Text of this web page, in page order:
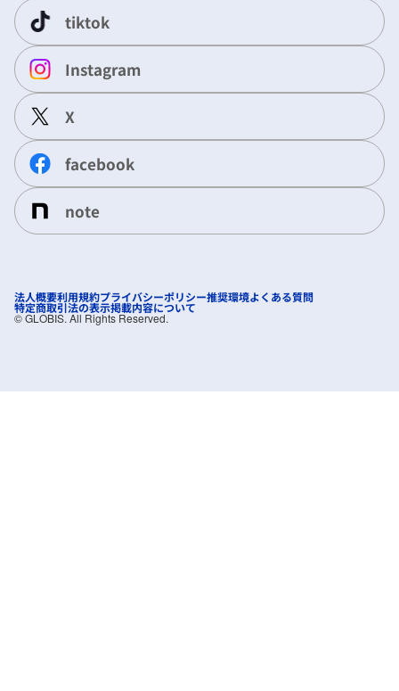
tiktok
Instagram
X
facebook
note
法人概要利用規約プライバシーポリシー推奨環境よくある質問
特定商取引法の表示掲載内容について
©︎ GLOBIS. All Rights Reserved.